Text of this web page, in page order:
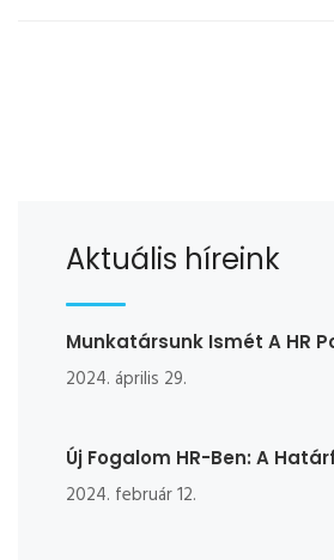
Aktuális híreink
Munkatársunk Ismét A HR
2024. április 29.
Új Fogalom HR-Ben: A
2024. február 12.